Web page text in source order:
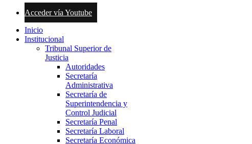
Acceder vía Youtube
Inicio
Institucional
Tribunal Superior de
Justicia
Autoridades
Secretaría
Administrativa
Secretaría de
Superintendencia y
Control Judicial
Secretaría Penal
Secretaría Laboral
Secretaría Económica